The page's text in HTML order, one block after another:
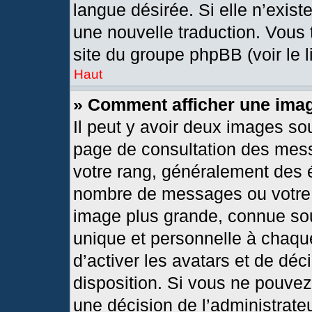
langue désirée. Si elle
une nouvelle traduction.
site du groupe phpBB (voir le
Haut
» Comment afficher une
Il peut y avoir deux images
page de consultation des
votre rang, généralement
nombre de messages ou
image plus grande, connue
unique et personnelle à
d’activer les avatars et de
disposition. Si vous ne
une décision de